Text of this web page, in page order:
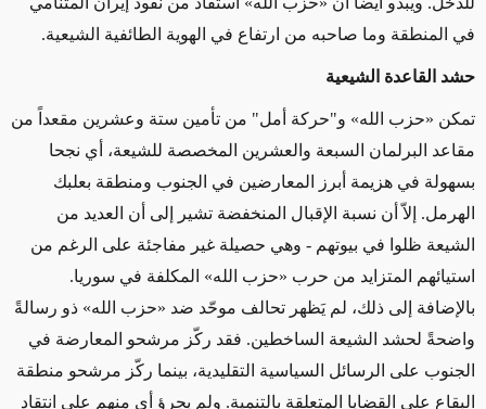
في المنطقة وما صاحبه من ارتفاع في الهوية الطائفية الشيعية.
حشد القاعدة الشيعية
تمكن «حزب الله» و"حركة أمل" من تأمين ستة وعشرين مقعداً من
مقاعد البرلمان السبعة والعشرين المخصصة للشيعة، أي نجحا
بسهولة في هزيمة أبرز المعارضين في الجنوب ومنطقة بعلبك
الهرمل. إلاّ أن نسبة الإقبال المنخفضة تشير إلى أن العديد من
الشيعة ظلوا في بيوتهم - وهي حصيلة غير مفاجئة على الرغم من
استيائهم المتزايد من حرب «حزب الله» المكلفة في سوريا.
بالإضافة إلى ذلك، لم يَظهر تحالف موحّد ضد «حزب الله» ذو رسالةً
واضحةً لحشد الشيعة الساخطين. فقد ركّز مرشحو المعارضة في
الجنوب على الرسائل السياسية التقليدية، بينما ركّز مرشحو منطقة
البقاع على القضايا المتعلقة بالتنمية. ولم يجرؤ أي منهم على انتقاد